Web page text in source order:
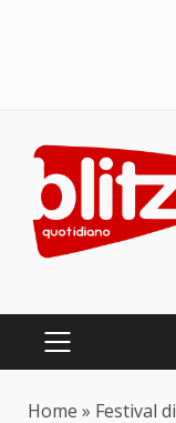
content
PRIMARY
Home » Festival